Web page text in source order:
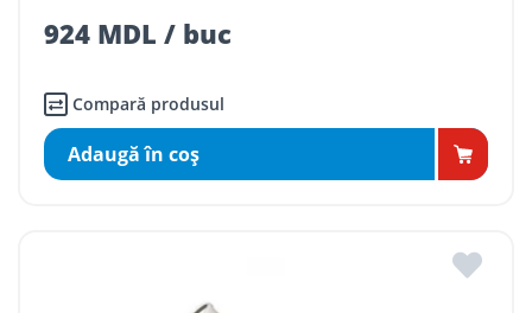
924 MDL / buc
Compară produsul
Adaugă în coş